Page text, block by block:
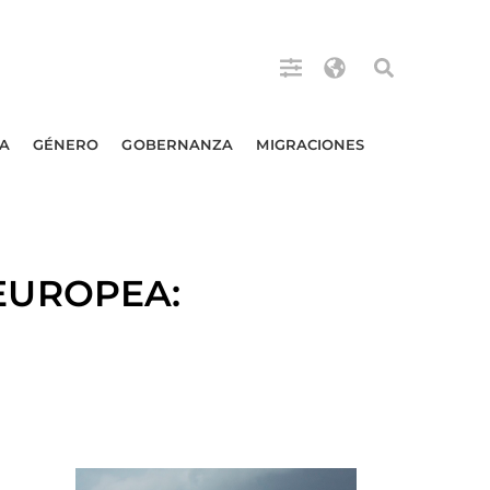
GÉNERO GOBERNANZA MIGRACIONES